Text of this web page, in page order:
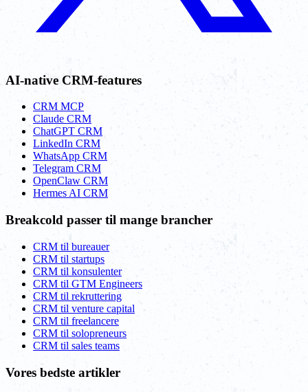
AI-native CRM-features
CRM MCP
Claude CRM
ChatGPT CRM
LinkedIn CRM
WhatsApp CRM
Telegram CRM
OpenClaw CRM
Hermes AI CRM
Breakcold passer til mange brancher
CRM til bureauer
CRM til startups
CRM til konsulenter
CRM til GTM Engineers
CRM til rekruttering
CRM til venture capital
CRM til freelancere
CRM til solopreneurs
CRM til sales teams
Vores bedste artikler